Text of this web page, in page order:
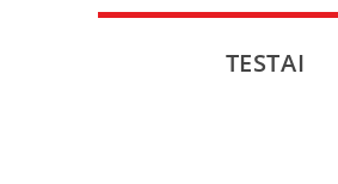
TESTAI